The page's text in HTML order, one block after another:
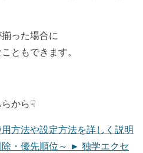
った場合に
ともできます。
から☟
用方法や設定方法を詳しく説明
・優先順位～ ► 独学エクセ